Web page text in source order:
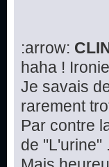
:arrow:
haha !
Je savais
rarement
Par contre
de "L'urine"